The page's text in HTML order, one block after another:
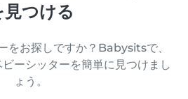
見つける
をお探しですか？Babysitsで、
ーシッターを簡単に見つけまし
ょう。